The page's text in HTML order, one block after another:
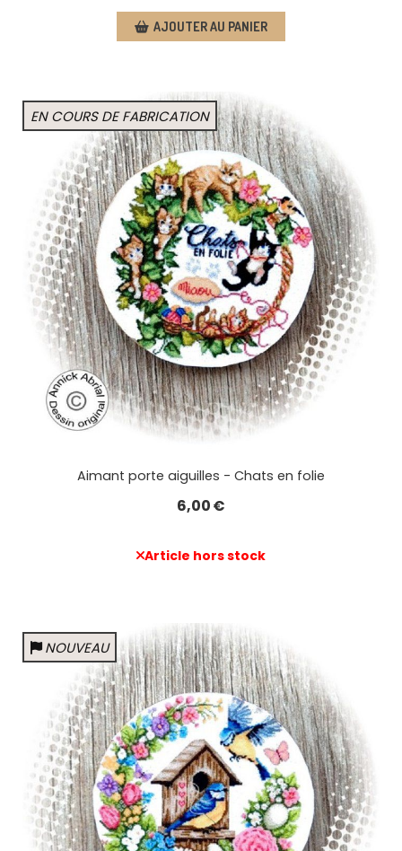
AJOUTER AU PANIER
EN COURS DE FABRICATION
Aimant porte aiguilles - Chats en folie
6,00€
Article hors stock
NOUVEAU